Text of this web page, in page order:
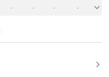
- - - -